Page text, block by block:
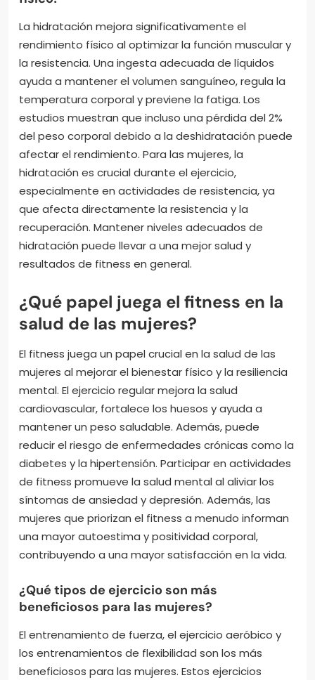
La hidratación mejora significativamente el
rendimiento físico al optimizar la función muscular y
la resistencia. Una ingesta adecuada de líquidos
ayuda a mantener el volumen sanguíneo, regula la
temperatura corporal y previene la fatiga. Los
estudios muestran que incluso una pérdida del 2%
del peso corporal debido a la deshidratación puede
afectar el rendimiento. Para las mujeres, la
hidratación es crucial durante el ejercicio,
especialmente en actividades de resistencia, ya
que afecta directamente la resistencia y la
recuperación. Mantener niveles adecuados de
hidratación puede llevar a una mejor salud y
resultados de fitness en general.
¿Qué papel juega el fitness en la
salud de las mujeres?
El fitness juega un papel crucial en la salud de las
mujeres al mejorar el bienestar físico y la resiliencia
mental. El ejercicio regular mejora la salud
cardiovascular, fortalece los huesos y ayuda a
mantener un peso saludable. Además, puede
reducir el riesgo de enfermedades crónicas como la
diabetes y la hipertensión. Participar en actividades
de fitness promueve la salud mental al aliviar los
síntomas de ansiedad y depresión. Además, las
mujeres que priorizan el fitness a menudo informan
una mayor autoestima y positividad corporal,
contribuyendo a una mayor satisfacción en la vida.
¿Qué tipos de ejercicio son más
beneficiosos para las mujeres?
El entrenamiento de fuerza, el ejercicio aeróbico y
los entrenamientos de flexibilidad son los más
beneficiosos para las mujeres. Estos ejercicios